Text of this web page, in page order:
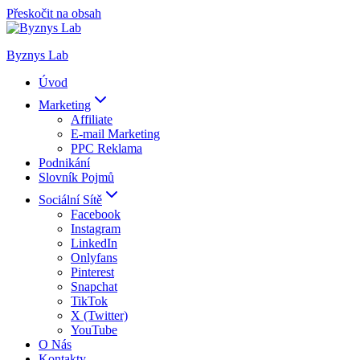
Přeskočit na obsah
Byznys Lab
Úvod
Marketing
Affiliate
E-mail Marketing
PPC Reklama
Podnikání
Slovník Pojmů
Sociální Sítě
Facebook
Instagram
LinkedIn
Onlyfans
Pinterest
Snapchat
TikTok
X (Twitter)
YouTube
O Nás